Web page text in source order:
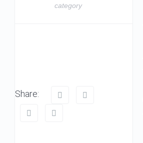
category
Share: